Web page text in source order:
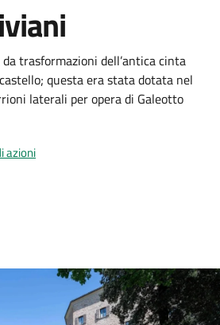
trasformazioni dell’antica cinta
questa era stata dotata nel
laterali per opera di Galeotto
azioni